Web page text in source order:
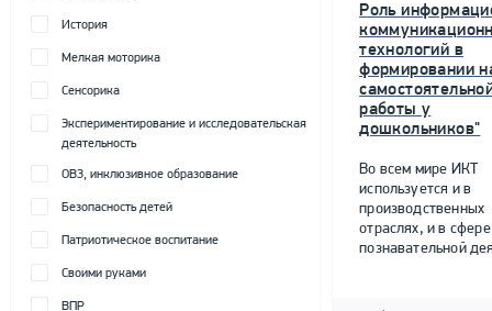
История
Мелкая моторика
Сенсорика
Экспериментирование и исследовательская
деятельность
ОВЗ, инклюзивное образование
Безопасность детей
Патриотическое воспитание
Своими руками
ВПР
Роль
технологий в
формировании
работы у
дошкольников"
Во всем мире ИКТ
используется и в
производственных
отраслях, и в сфере
познавательной